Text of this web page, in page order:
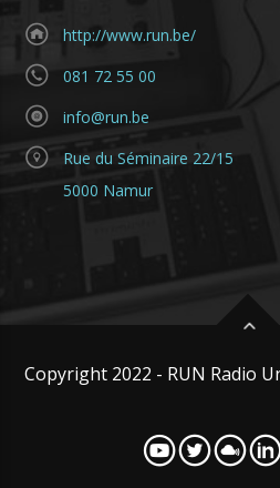
http://www.run.be/
081 72 55 00
info@run.be
Rue du Séminaire 22/15
5000 Namur
Copyright 2022 - RUN Radio